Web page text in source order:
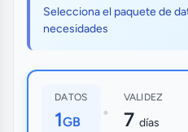
Selecciona el paquete de
necesidades
DATOS
1GB •
VALIDEZ
7 días